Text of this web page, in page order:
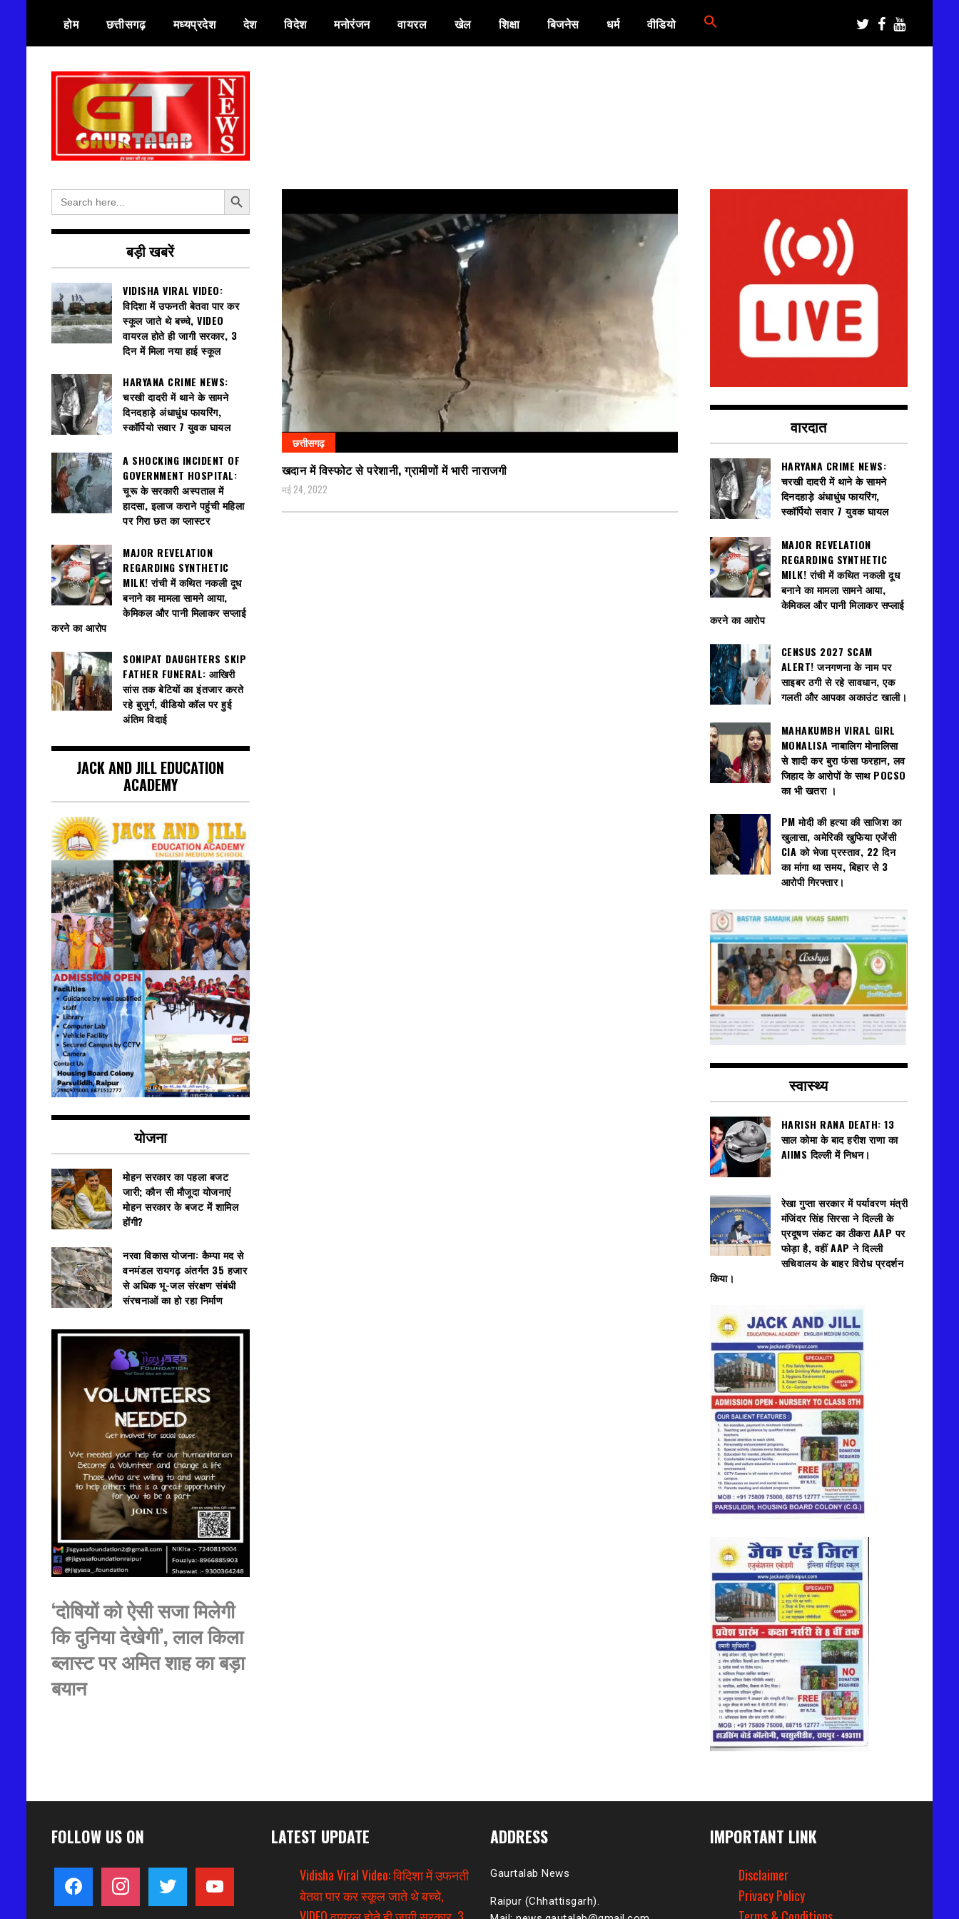
content
होम छत्तीसगढ़ मध्यप्रदेश देश विदेश मनोरंजन वायरल खेल शिक्षा बिजनेस धर्म वीडियो
गौरतलब न्यूज
छत्तीसगढ़
खदान में विस्फोट से परेशानी, ग्रामीणों में भारी नाराजगी
मई 24, 2022
Search
for:
Search Button
बड़ी खबरें
VIDISHA VIRAL VIDEO:
विदिशा में उफनती बेतवा पार कर
स्कूल जाते थे बच्चे, VIDEO
वायरल होते ही जागी सरकार, 3
दिन में मिला नया हाई स्कूल
HARYANA CRIME NEWS:
चरखी दादरी में थाने के सामने
दिनदहाड़े अंधाधुंध फायरिंग,
स्कॉर्पियो सवार 7 युवक घायल
A SHOCKING INCIDENT OF
GOVERNMENT HOSPITAL:
चूरू के सरकारी अस्पताल में
हादसा, इलाज कराने पहुंची महिला
पर गिरा छत का प्लास्टर
MAJOR REVELATION
REGARDING SYNTHETIC
MILK! रांची में कथित नकली दूध
बनाने का मामला सामने आया,
केमिकल और पानी मिलाकर सप्लाई
करने का आरोप
SONIPAT DAUGHTERS SKIP
FATHER FUNERAL: आखिरी
सांस तक बेटियों का इंतजार करते
रहे बुजुर्ग, वीडियो कॉल पर हुई
अंतिम विदाई
JACK AND JILL EDUCATION
ACADEMY
योजना
मोहन सरकार का पहला बजट
जारी; कौन सी मौजूदा योजनाएं
मोहन सरकार के बजट में शामिल
होंगी?
नरवा विकास योजना: कैम्पा मद से
वनमंडल रायगढ़ अंतर्गत 35 हजार
से अधिक भू-जल संरक्षण संबंधी
संरचनाओं का हो रहा निर्माण
‘दोषियों को ऐसी सजा मिलेगी
कि दुनिया देखेगी’, लाल किला
ब्लास्ट पर अमित शाह का बड़ा
बयान
वारदात
HARYANA CRIME NEWS:
चरखी दादरी में थाने के सामने
दिनदहाड़े अंधाधुंध फायरिंग,
स्कॉर्पियो सवार 7 युवक घायल
MAJOR REVELATION
REGARDING SYNTHETIC
MILK! रांची में कथित नकली दूध
बनाने का मामला सामने आया,
केमिकल और पानी मिलाकर सप्लाई
करने का आरोप
CENSUS 2027 SCAM
ALERT! जनगणना के नाम पर
साइबर ठगी से रहे सावधान, एक
गलती और आपका अकाउंट खाली।
MAHAKUMBH VIRAL GIRL
MONALISA नाबालिग मोनालिसा
से शादी कर बुरा फंसा फरहान, लव
जिहाद के आरोपों के साथ POCSO
का भी खतरा ।
PM मोदी की हत्या की साजिश का
खुलासा, अमेरिकी खुफिया एजेंसी
CIA को भेजा प्रस्ताव, 22 दिन
का मांगा था समय, बिहार से 3
आरोपी गिरफ्तार।
स्वास्थ्य
HARISH RANA DEATH: 13
साल कोमा के बाद हरीश राणा का
AIIMS दिल्ली में निधन।
रेखा गुप्ता सरकार में पर्यावरण मंत्री
मंजिंदर सिंह सिरसा ने दिल्ली के
प्रदूषण संकट का ठीकरा AAP पर
फोड़ा है, वहीं AAP ने दिल्ली
सचिवालय के बाहर विरोध प्रदर्शन
किया।
FOLLOW US ON
facebook instagram twitter youtube
LATEST UPDATE
Vidisha Viral Video: विदिशा में उफनती
बेतवा पार कर स्कूल जाते थे बच्चे,
ADDRESS
Gaurtalab News
Raipur (Chhattisgarh).
IMPORTANT LINK
Disclaimer
Privacy Policy